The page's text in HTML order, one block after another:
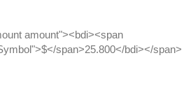
amount"><bdi><span
span>25.800</bdi></span>